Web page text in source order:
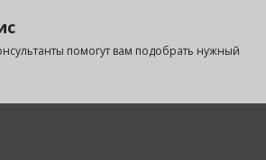
помогут вам подобрать нужный